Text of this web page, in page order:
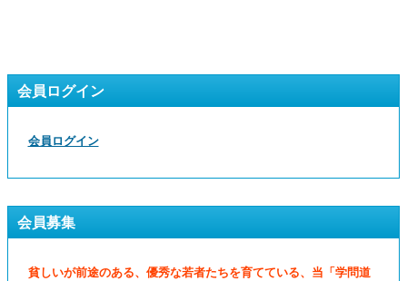
会員ログイン
会員ログイン
会員募集
貧しいが前途のある、優秀な若者たちを育てている、当「学問道